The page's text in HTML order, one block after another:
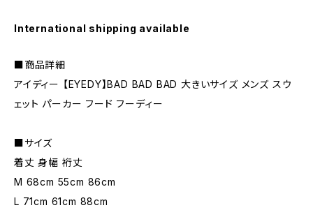
International shipping available
■商品詳細
アイディー 【EYEDY】BAD BAD BAD 大きいサイズ メンズ スウ
ェット パーカー フード フーディー
■サイズ
着丈 身幅 裄丈
M 68cm 55cm 86cm
L 71cm 61cm 88cm